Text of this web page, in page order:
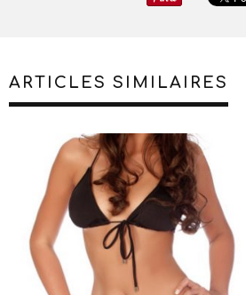
ARTICLES SIMILAIRES